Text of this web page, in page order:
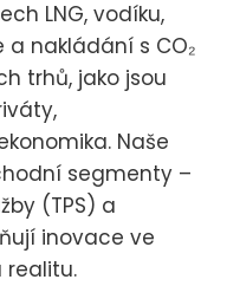
LNG, vodíku,
nakládání s CO₂
trhů, jako jsou
Naše
segmenty –
(TPS) a
inovace ve
realitu.